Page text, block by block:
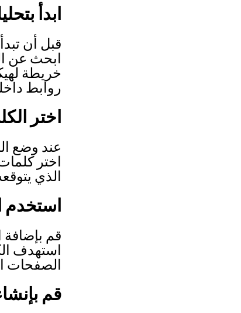
ابدأ
قبل أن
ابحث عن
خريطة
روابط
اختر
عند وضع
اختر
الذي
استخدم
قم
استهدف
الصفحات
قم